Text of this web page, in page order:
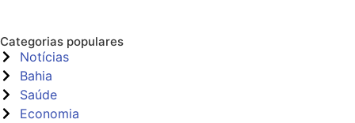
Categorias populares
Notícias
Bahia
Saúde
Economia